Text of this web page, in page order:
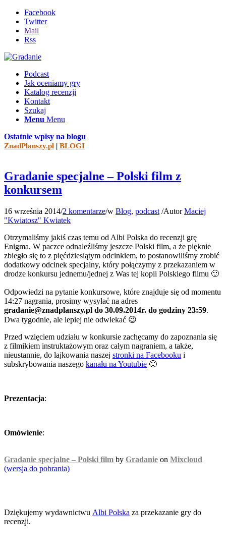
Facebook
Twitter
Mail
Rss
Podcast
Jak oceniamy gry
Katalog recenzji
Kontakt
Szukaj
Menu Menu
Ostatnie wpisy na blogu
ZnadPlanszy.pl | BLOGI
Gradanie specjalne – Polski film z
konkursem
16 września 2014/2 komentarze/w Blog, podcast /AutorMaciej
"Kwiatosz" Kwiatek
Otrzymaliśmy jakiś czas temu od Albi Polska do recenzji grę
Enigma. W paczce odnaleźliśmy jeszcze Polski film, a że pięknie
zbiegło się to z pięćdziesiątym odcinkiem, to postanowiliśmy zrobić
dodatkowy odcinek specjalny, który połączymy z przekazaniem w
drodze konkursu jednemu/jednej z Was tej kopii Polskiego filmu 🙂
Odpowiedzi na pytanie konkursowe, które znajduje się od momentu
14:27 nagrania, prosimy wysyłać na adres
gradanie@znadplanszy.pl do 30.09.2014r. do godziny 23:59.
Dwa tygodnie, ale lepiej nie odwlekać 😉
Przed wzięciem udziału w konkursie zachęcamy do zapoznania się
z filmikiem instruktażowym oraz całym nagraniem, a także,
nieustannie, do lajkowania naszej stronki na Facebooku i
subskrybowania naszego kanału na Youtubie 🙂
Prezentacja:
Omówienie:
Gradanie specjalne – Polski film by Gradanie on Mixcloud
(wersja do pobrania)
Dziękujemy wydawnictwu Albi Polska za przekazanie gry do
recenzji.